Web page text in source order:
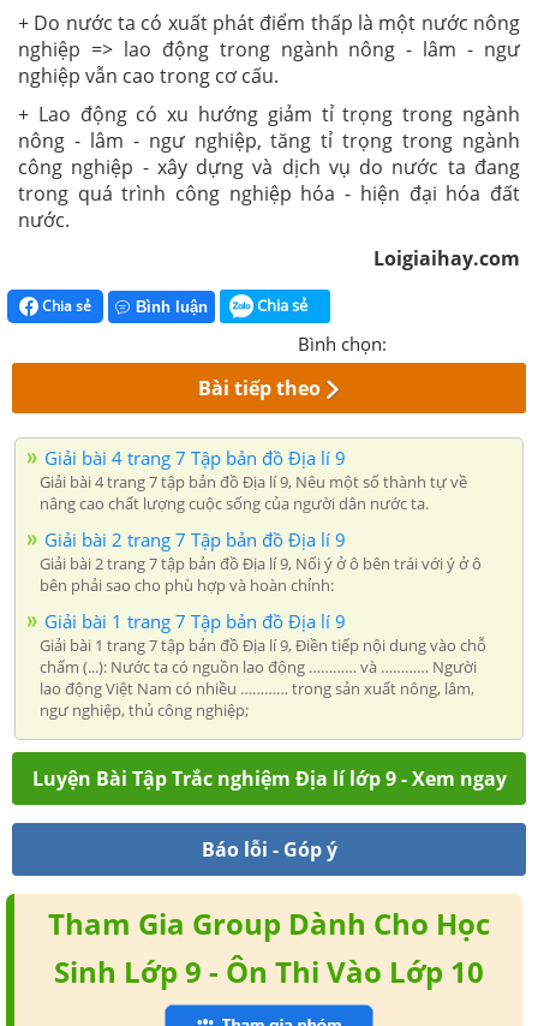
+ Do nước ta có xuất phát điểm thấp là một nước nông
nghiệp => lao động trong ngành nông - lâm - ngư
nghiệp vẫn cao trong cơ cấu.
+ Lao động có xu hướng giảm tỉ trọng trong ngành
nông - lâm - ngư nghiệp, tăng tỉ trọng trong ngành
công nghiệp - xây dựng và dịch vụ do nước ta đang
trong quá trình công nghiệp hóa - hiện đại hóa đất
nước.
Loigiaihay.com
Chia sẻ Bình luận Chia sẻ
Bình chọn:
Bài tiếp theo
Giải bài 4 trang 7 Tập bản đồ Địa lí 9
Giải bài 4 trang 7 tập bản đồ Địa lí 9, Nêu một số thành tự về
nâng cao chất lượng cuộc sống của người dân nước ta.
Giải bài 2 trang 7 Tập bản đồ Địa lí 9
Giải bài 2 trang 7 tập bản đồ Địa lí 9, Nối ý ở ô bên trái với ý ở ô
bên phải sao cho phù hợp và hoàn chỉnh:
Giải bài 1 trang 7 Tập bản đồ Địa lí 9
Giải bài 1 trang 7 tập bản đồ Địa lí 9, Điền tiếp nội dung vào chỗ
chấm (...): Nước ta có nguồn lao động ………… và ………… Người
lao động Việt Nam có nhiều ………… trong sản xuất nông, lâm,
ngư nghiệp, thủ công nghiệp;
Luyện Bài Tập Trắc nghiệm Địa lí lớp 9 - Xem ngay
Báo lỗi - Góp ý
Tham Gia Group Dành Cho Học
Sinh Lớp 9 - Ôn Thi Vào Lớp 10